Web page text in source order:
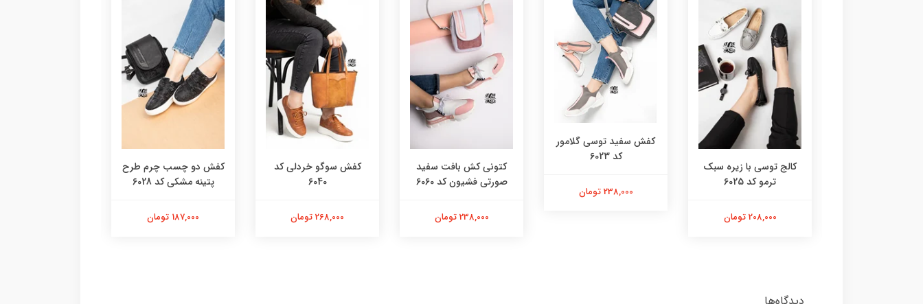
کالج توسی با زیره سبک
ترمو کد 6025
208,000 تومان
کفش سفید توسی گلامور
کد 6023
238,000 تومان
کتونی کش بافت سفید
صورتی فشیون کد 6060
238,000 تومان
کفش سوگو خردلی کد
6040
268,000 تومان
کفش دو چسب چرم طرح
پتینه مشکی کد 6028
187,000 تومان